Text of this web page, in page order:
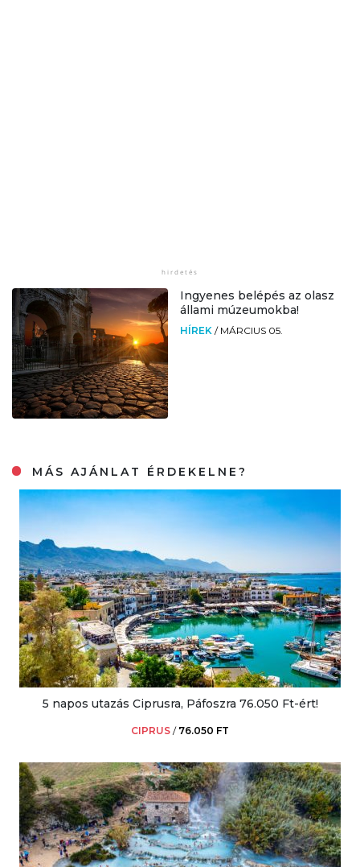
Ingyenes belépés az olasz
állami múzeumokba!
HÍREK / MÁRCIUS 05.
MÁS AJÁNLAT ÉRDEKELNE?
5 napos utazás Ciprusra, Páfoszra 76.050 Ft-ért!
CIPRUS / 76.050 FT